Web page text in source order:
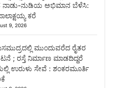
ನಾಡು-ನುಡಿಯ ಅಭಿಮಾನ ಬೆಳೆಸಿ:
ಕರೆ
9, 2026
ಮುಂದುವರೆದ ರೈತರ
; ರಸ್ತೆ ನಿರ್ಮಾಣ ಮಾಡದಿದ್ದರೆ
ಉರುಳು ಸೇವೆ : ಶಂಕರಮೂರ್ತಿ